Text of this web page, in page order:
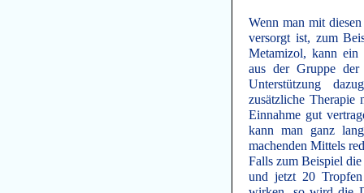
Wenn man mit
versorgt ist, zum
Metamizol, kann ein
aus der Gruppe der
Unterstützung
zusätzliche Therapie
Einnahme gut
kann man ganz
machenden Mittels
Falls zum Beispiel
und jetzt 20